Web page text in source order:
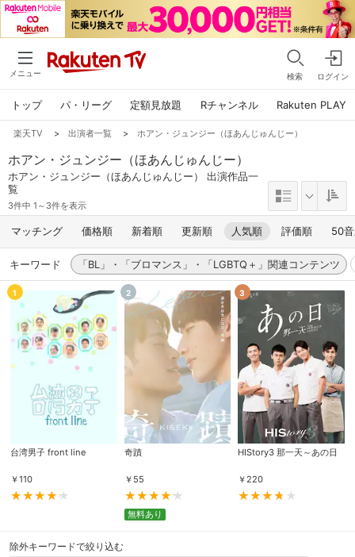
メニュー 検索 ログイン
トップ パ・リーグ 定額見放題 Rチャンネル Rakuten PLAY
楽天TV > 出演者一覧 > ホアン・ジュンジー（ほあんじゅんじー）
ホアン・ジュンジー（ほあんじゅんじー）
ホアン・ジュンジー（ほあんじゅんじー） 出演作品一
覧
3件中 1～3件を表示
マッチング 価格順 新着順 更新順 人気順 評価順 50
キーワード 「BL」・「ブロマンス」・「LGBTQ＋」関連コンテンツ
1
台湾男子 front line
￥110
2
奇蹟
￥ 55
無料あり
3
HIStory3 那一天～あの日
￥ 220
除外キーワードで絞り込む